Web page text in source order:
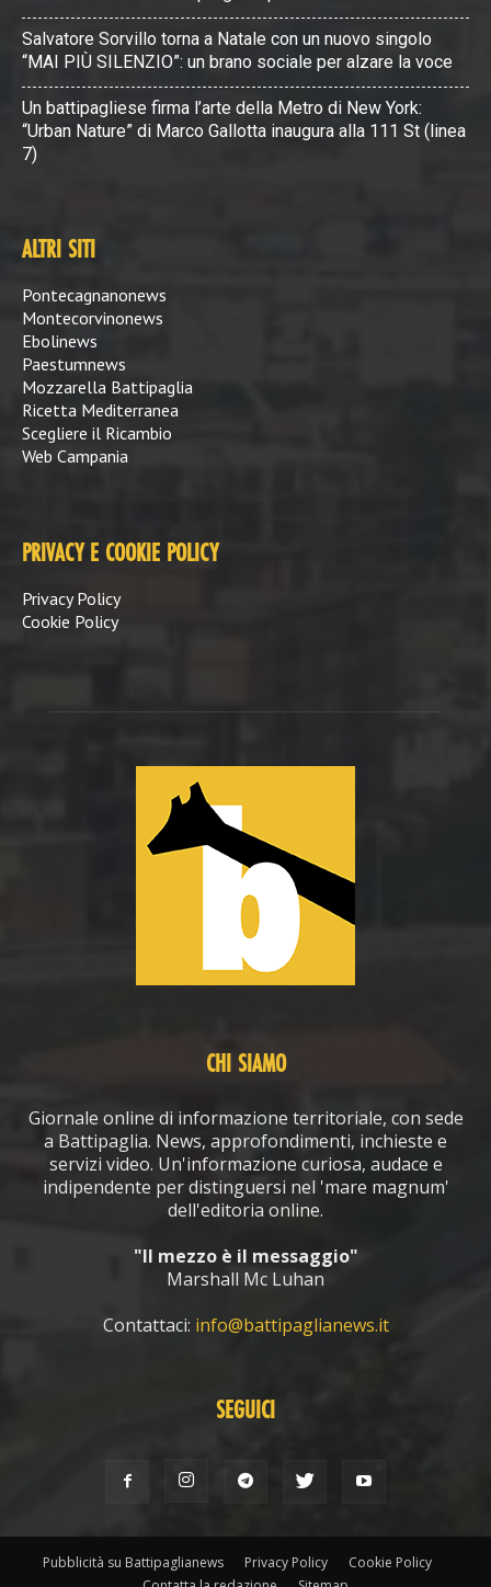
Salvatore Sorvillo torna a Natale con un nuovo singolo
“MAI PIÙ SILENZIO”: un brano sociale per alzare la voce
Un battipagliese firma l’arte della Metro di New York:
“Urban Nature” di Marco Gallotta inaugura alla 111 St (linea
7)
ALTRI SITI
Pontecagnanonews
Montecorvinonews
Ebolinews
Paestumnews
Mozzarella Battipaglia
Ricetta Mediterranea
Scegliere il Ricambio
Web Campania
PRIVACY E COOKIE POLICY
Privacy Policy
Cookie Policy
CHI SIAMO
Giornale online di informazione territoriale, con sede
a Battipaglia. News, approfondimenti, inchieste e
servizi video. Un'informazione curiosa, audace e
indipendente per distinguersi nel 'mare magnum'
dell'editoria online.
"Il mezzo è il messaggio"
Marshall Mc Luhan
Contattaci: info@battipaglianews.it
SEGUICI
Pubblicità su Battipaglianews Privacy Policy
Cookie Policy